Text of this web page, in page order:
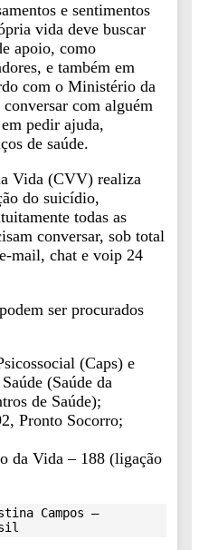
e sentimentos
vida deve buscar
apoio, como
e também em
com o Ministério da
com alguém
pedir ajuda,
de saúde.
Vida (CVV) realiza
do suicídio,
todas as
conversar, sob total
mail, chat e voip 24
ser procurados
(Caps) e
(Saúde da
de Saúde);
Pronto Socorro;
da Vida – 188 (ligação
Campos –